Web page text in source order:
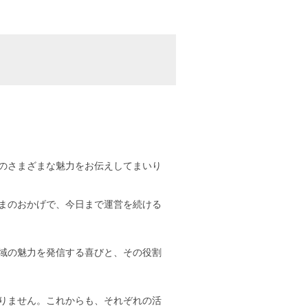
さまざまな魅力をお伝えしてまいり
のおかげで、今日まで運営を続ける
の魅力を発信する喜びと、その役割
ません。これからも、それぞれの活